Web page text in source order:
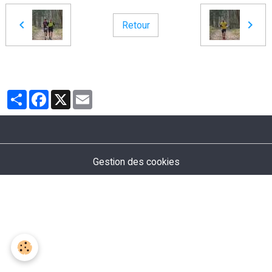
Retour
PartagerFacebook
X
Gestion des cookies